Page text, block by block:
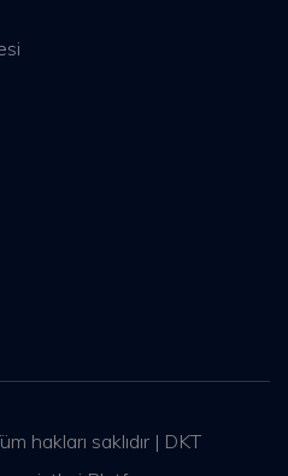
hakları saklıdır | DKT